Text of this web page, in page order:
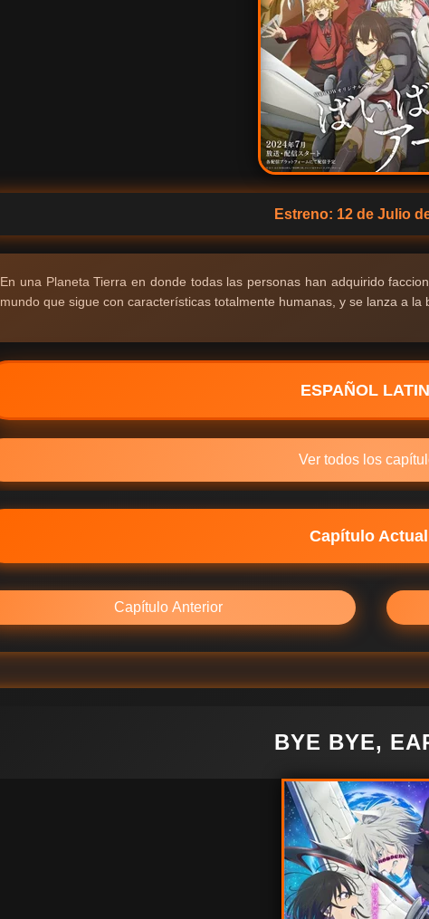
Estreno: 12 de Julio
En una Planeta Tierra en donde todas las personas han adquirido
mundo que sigue con características totalmente humanas, y se lanza a la
ESPAÑOL
Ver todos los
Capítulo
Capítulo Anterior
BYE BYE,